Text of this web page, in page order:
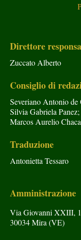
Direttore
Zuccato Alberto
Consiglio di
Severiano Antonio de
Silvia Gabriela Panez;
Marcos Aurelio
Traduzione
Antonietta Tessaro
Amministrazione
Via Giovanni XXIII,
30034 Mira (VE)